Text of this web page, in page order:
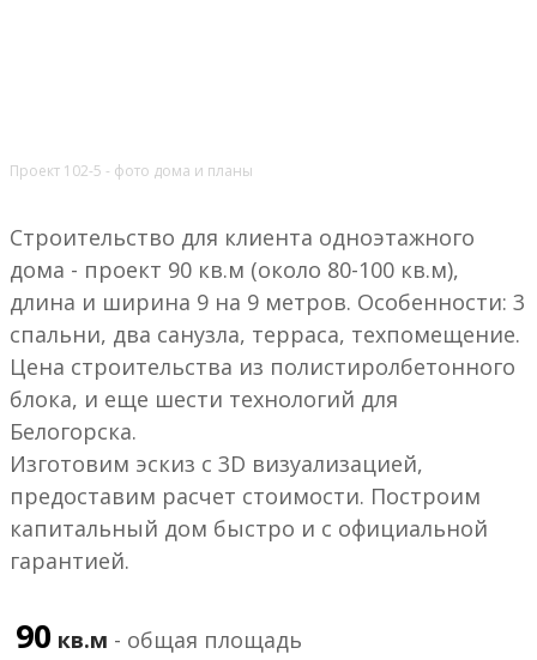
Проект 102-5 - фото дома и планы
Строительство для клиента одноэтажного
дома - проект 90 кв.м (около 80-100 кв.м),
длина и ширина 9 на 9 метров. Особенности: 3
спальни, два санузла, терраса, техпомещение.
Цена строительства из полистиролбетонного
блока, и еще шести технологий для
Белогорска.
Изготовим эскиз с 3D визуализацией,
предоставим расчет стоимости. Построим
капитальный дом быстро и с официальной
гарантией.
90 кв.м - общая площадь